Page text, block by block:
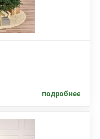
подробнее